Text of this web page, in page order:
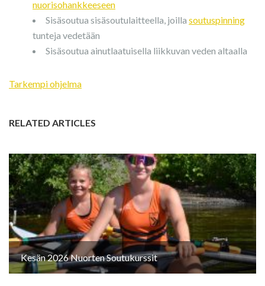
nuorisohankkeeseen
Sisäsoutua sisäsoutulaitteella, joilla soutuspinning
tunteja vedetään
Sisäsoutua ainutlaatuisella liikkuvan veden altaalla
Tarkempi ohjelma
RELATED ARTICLES
Kesän 2026 Nuorten Soutukurssit